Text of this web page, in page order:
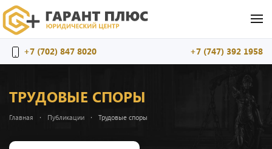
+7 (702) 847 8020 +7 (747) 392 1958
ТРУДОВЫЕ СПОРЫ
Главная Публикации Трудовые споры